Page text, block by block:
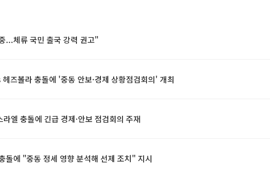
...체류 국민 출국 강력 권고"
즈볼라 충돌에 '중동 안보·경제 상황점검회의' 개최
엘 충돌에 긴급 경제·안보 점검회의 주재
돌에 "중동 정세 영향 분석해 선제 조치" 지시